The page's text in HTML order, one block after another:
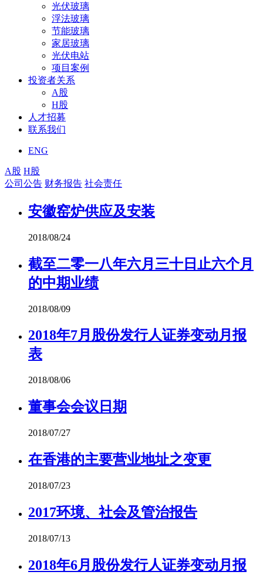
光伏玻璃
浮法玻璃
节能玻璃
家居玻璃
光伏电站
项目案例
投资者关系
A股
H股
人才招募
联系我们
ENG
A股 H股
公司公告 财务报告 社会责任
安徽窑炉供应及安装
2018/08/24
截至二零一八年六月三十日止六个月
的中期业绩
2018/08/09
2018年7月股份发行人证券变动月报
表
2018/08/06
董事会会议日期
2018/07/27
在香港的主要营业地址之变更
2018/07/23
2017环境、社会及管治报告
2018/07/13
2018年6月股份发行人证券变动月报